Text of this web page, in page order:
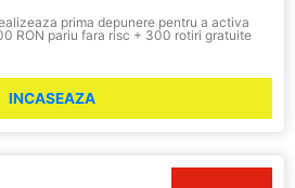
prima depunere pentru a activa
RON pariu fara risc + 300 rotiri gratuite
INCASEAZA